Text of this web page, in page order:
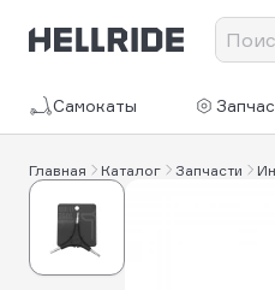
Самокаты
Главная Каталог Запчасти